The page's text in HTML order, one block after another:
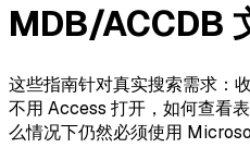
MDB/ACCDB
这些指南针对真实搜索需求：
不用 Access 打开，如何查看
么情况下仍然必须使用